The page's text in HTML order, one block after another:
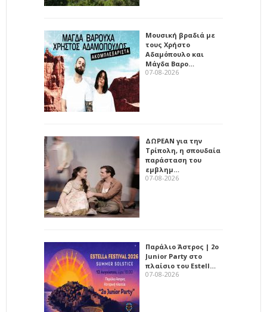
Μουσική βραδιά με
τους Χρήστο
Αδαμόπουλο και
Μάγδα Βαρο…
07-08-2026
ΔΩΡΕΑΝ για την
Τρίπολη, η σπουδαία
παράσταση του
εμβλημ…
07-08-2026
Παράλιο Άστρος | 2ο
Junior Party στο
πλαίσιο του Estell…
07-08-2026